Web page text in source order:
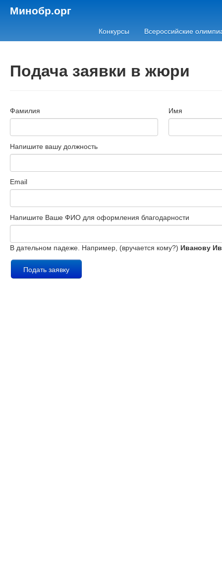
Минобр.орг
Конкурсы Всероссийские
Подача заявки в жюри
Фамилия Имя
Напишите вашу должность
Email
Напишите Ваше ФИО для оформления благодарности
В дательном падеже. Например, (вручается кому?) Иванову
Подать заявку